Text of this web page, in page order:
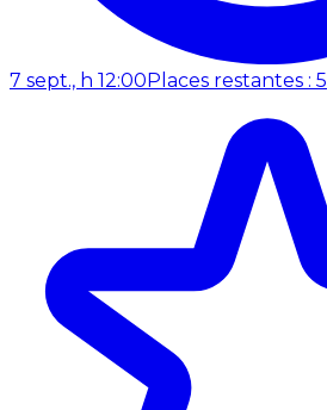
7 sept., h 12:00Places restantes : 5